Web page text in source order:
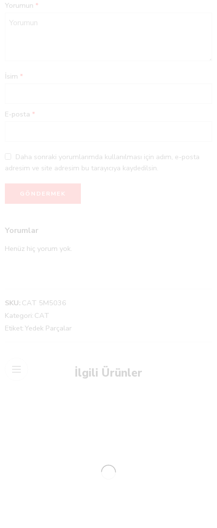
Yorumun *
İsim *
E-posta *
Daha sonraki yorumlarımda kullanılması için adım, e-posta
adresim ve site adresim bu tarayıcıya kaydedilsin.
Yorumlar
Henüz hiç yorum yok.
SKU: CAT 5M5036
Kategori: CAT
Etiket:Yedek Parçalar
İlgili Ürünler